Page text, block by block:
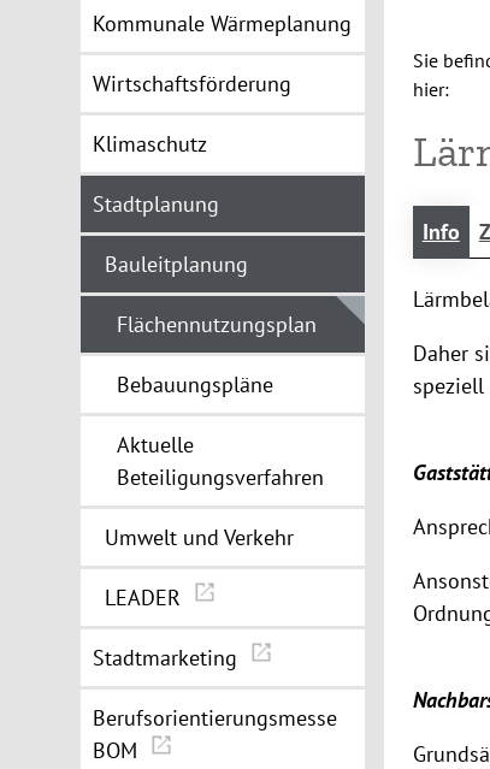
Kommunale Wärmeplanung
Wirtschaftsförderung
Klimaschutz
Stadtplanung
Bauleitplanung
Flächennutzungsplan
Bebauungspläne
Aktuelle
Beteiligungsverfahren
Umwelt und Verkehr
LEADER
Stadtmarketing
Berufsorientierungsmesse
BOM
Sie
hier:
Info
Daher
speziell